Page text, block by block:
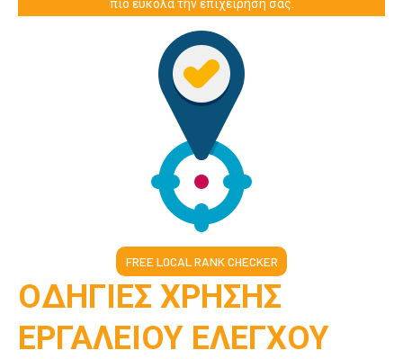
πιο εύκολα την επιχείρησή σας.
FREE LOCAL RANK CHECKER
ΟΔΗΓΙΕΣ ΧΡΗΣΗΣ
ΕΡΓΑΛΕΙΟΥ ΕΛΕΓΧΟΥ